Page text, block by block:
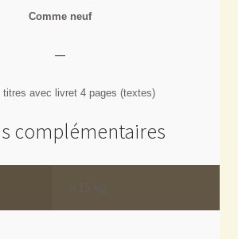
Comme neuf
—
avec livret 4 pages (textes)
complémentaires